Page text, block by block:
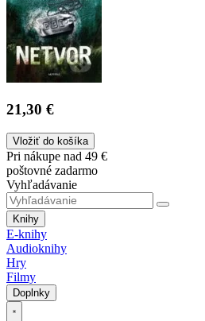
21,30 €
Vložiť do košíka
Pri nákupe nad 49 €
poštovné zadarmo
Vyhľadávanie
Knihy
E-knihy
Audioknihy
Hry
Filmy
Doplnky